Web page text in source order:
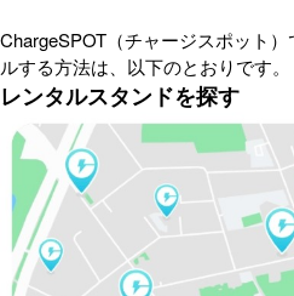
ChargeSPOT（チャージスポット
ルする方法は、以下のとおりです。
レンタルスタンドを探す